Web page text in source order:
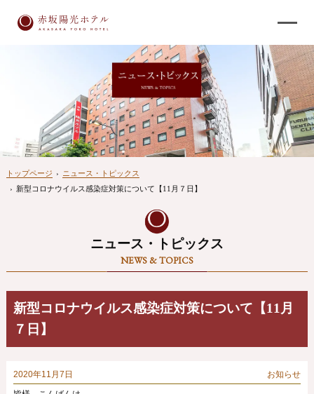
トップページ ›
ニュース・トピックス
› 新型コロナウイルス感染症対策について【11月７日】
ニュース・トピックス
NEWS & TOPICS
新型コロナウイルス感染症対策について【11月
７日】
2020年11月7日
お知らせ